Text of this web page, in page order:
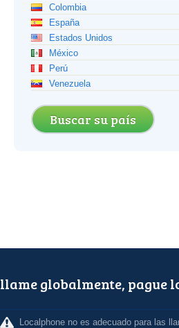
Colombia
España
Estados Unidos
México
Perú
Venezuela
Buscar su país
llame globalmente, pague
Localphone no es adecuado para las